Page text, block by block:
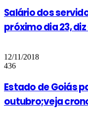
Salário dos
próximo dia 23,
12/11/2018
436
Estado de Goiás
outubro;veja